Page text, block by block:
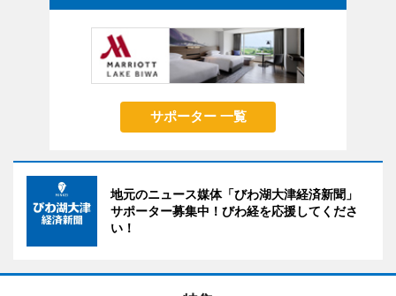
サポーター 一覧
地元のニュース媒体「びわ湖大津経済新聞」
サポーター募集中！びわ経を応援してくださ
い！